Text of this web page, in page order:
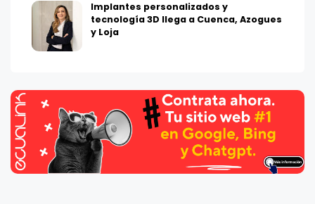
Implantes personalizados y
tecnología 3D llega a Cuenca, Azogues
y Loja